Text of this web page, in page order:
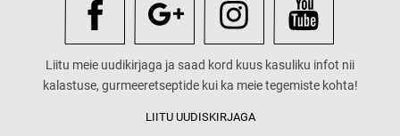
Liitu meie uudikirjaga ja saad kord kuus kasuliku infot nii
kalastuse, gurmeeretseptide kui ka meie tegemiste kohta!
LIITU UUDISKIRJAGA